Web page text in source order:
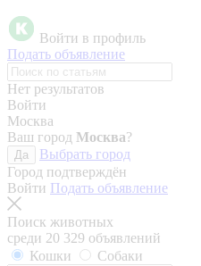
Войти в профиль
Подать объявление
Нет результатов
Войти
Москва
Ваш город Москва?
Да
Выбрать город
Город подтверждён
Войти Подать объявление
Поиск животных
среди 20 329 объявлений
Кошки
Собаки